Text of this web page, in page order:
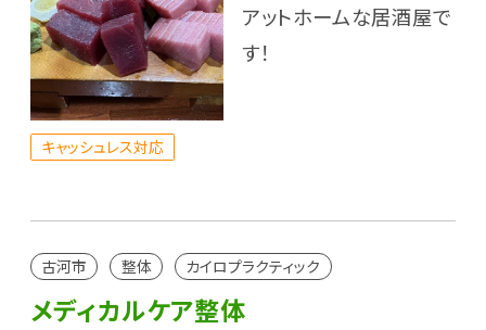
アットホームな居酒屋で
す！
キャッシュレス対応
古河市 整体 カイロプラクティック
メディカルケア整体